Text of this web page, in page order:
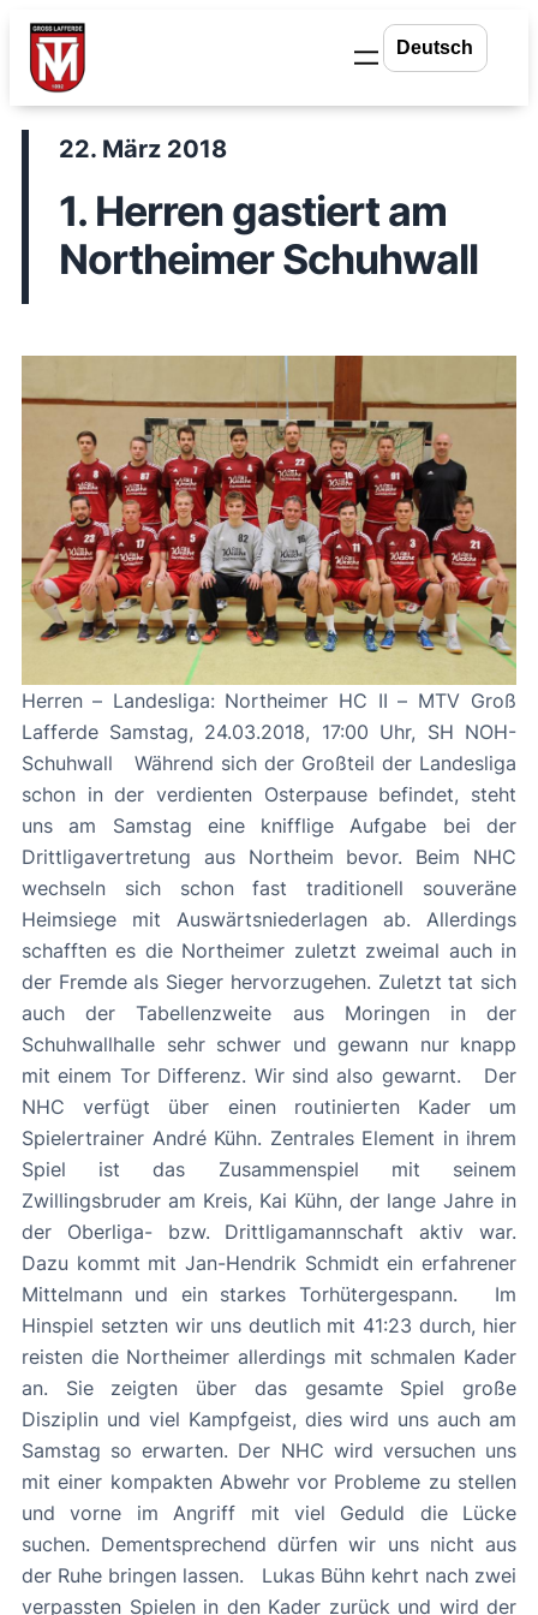
Zum
Inhalt
springen
22. März 2018
1. Herren gastiert am
Northeimer Schuhwall
Herren – Landesliga: Northeimer HC II – MTV Groß
Lafferde Samstag, 24.03.2018, 17:00 Uhr, SH NOH-
Schuhwall Während sich der Großteil der Landesliga
schon in der verdienten Osterpause befindet, steht
uns am Samstag eine knifflige Aufgabe bei der
Drittligavertretung aus Northeim bevor. Beim NHC
wechseln sich schon fast traditionell souveräne
Heimsiege mit Auswärtsniederlagen ab. Allerdings
schafften es die Northeimer zuletzt zweimal auch in
der Fremde als Sieger hervorzugehen. Zuletzt tat sich
auch der Tabellenzweite aus Moringen in der
Schuhwallhalle sehr schwer und gewann nur knapp
mit einem Tor Differenz. Wir sind also gewarnt. Der
NHC verfügt über einen routinierten Kader um
Spielertrainer André Kühn. Zentrales Element in ihrem
Spiel ist das Zusammenspiel mit seinem
Zwillingsbruder am Kreis, Kai Kühn, der lange Jahre in
der Oberliga- bzw. Drittligamannschaft aktiv war.
Dazu kommt mit Jan-Hendrik Schmidt ein erfahrener
Mittelmann und ein starkes Torhütergespann. Im
Hinspiel setzten wir uns deutlich mit 41:23 durch, hier
reisten die Northeimer allerdings mit schmalen Kader
an. Sie zeigten über das gesamte Spiel große
Disziplin und viel Kampfgeist, dies wird uns auch am
Samstag so erwarten. Der NHC wird versuchen uns
mit einer kompakten Abwehr vor Probleme zu stellen
und vorne im Angriff mit viel Geduld die Lücke
suchen. Dementsprechend dürfen wir uns nicht aus
der Ruhe bringen lassen. Lukas Bühn kehrt nach zwei
verpassten Spielen in den Kader zurück und wird der